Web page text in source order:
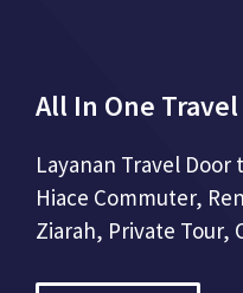
All In One
Layanan Travel Door
Hiace Commuter,
Ziarah, Private Tour,